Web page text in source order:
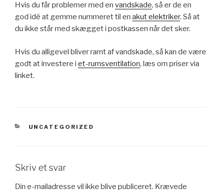
Hvis du får problemer med en vandskade, så er de en
god idé at gemme nummeret til en akut elektriker. Så at
du ikke står med skægget i postkassen når det sker.
Hvis du alligevel bliver ramt af vandskade, så kan de være
godt at investere i et-rumsventilation, læs om priser via
linket.
KATEGORIER
UNCATEGORIZED
Skriv et svar
Din e-mailadresse vil ikke blive publiceret. Krævede